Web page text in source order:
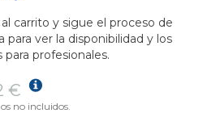
carrito y sigue el proceso de
para ver la disponibilidad y los
para profesionales.
€
no incluidos.